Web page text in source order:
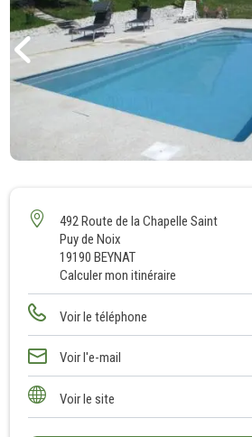
3
6
8
492 Route de la Chapelle Saint
Puy de Noix
19190 BEYNAT
Calculer mon itinéraire
Voir le téléphone
Voir l'e-mail
Voir le site